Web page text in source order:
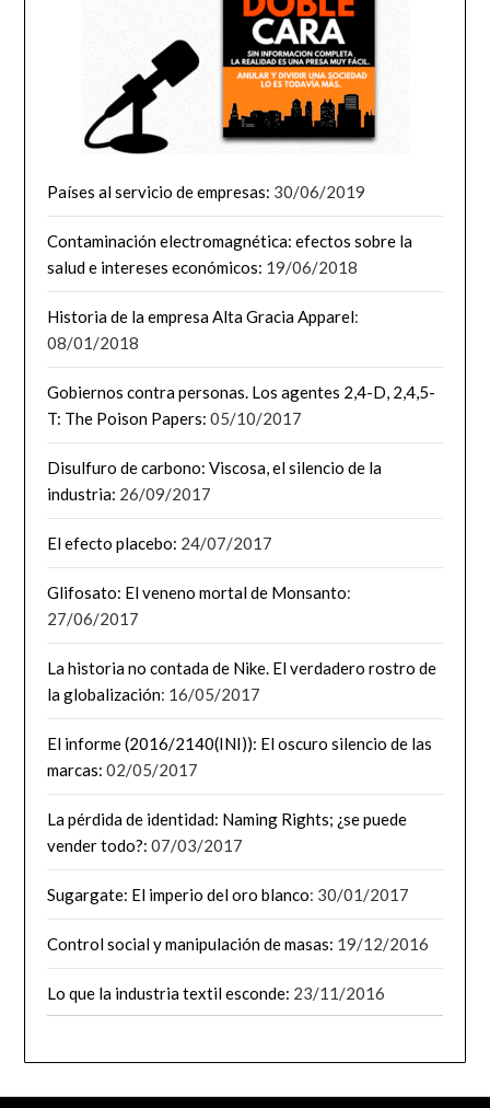
Países al servicio de empresas: 30/06/2019
Contaminación electromagnética: efectos sobre la
salud e intereses económicos: 19/06/2018
Historia de la empresa Alta Gracia Apparel:
08/01/2018
Gobiernos contra personas. Los agentes 2,4-D, 2,4,5-
T: The Poison Papers: 05/10/2017
Disulfuro de carbono: Viscosa, el silencio de la
industria: 26/09/2017
El efecto placebo: 24/07/2017
Glifosato: El veneno mortal de Monsanto:
27/06/2017
La historia no contada de Nike. El verdadero rostro de
la globalización: 16/05/2017
El informe (2016/2140(INI)): El oscuro silencio de las
marcas: 02/05/2017
La pérdida de identidad: Naming Rights; ¿se puede
vender todo?: 07/03/2017
Sugargate: El imperio del oro blanco: 30/01/2017
Control social y manipulación de masas: 19/12/2016
Lo que la industria textil esconde: 23/11/2016